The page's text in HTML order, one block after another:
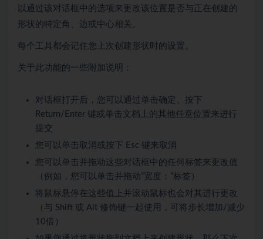
以通过该对话框中的选项来更改该位置是否与正在创建的
形状的特定角、边或中心相关。
每个工具都会记住您上次创建形状时的设置。
关于此功能的一些附加说明：
对话框打开后，您可以通过单击确定、按下
Return/Enter 键或单击文档上的其他任意位置来进行
提交
您可以单击取消或按下 Esc 键来取消
您可以单击并拖动这些对话框中的任何标签来更改值
（例如，您可以单击并拖动“宽度：”标签）
将鼠标悬停在这些值上并滚动鼠标也会对其进行更改
（与 Shift 或 Alt 修饰键一起使用，可将步长增加/减少
10倍）